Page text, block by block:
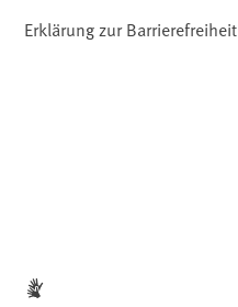
Erklärung zur Barrierefreiheit